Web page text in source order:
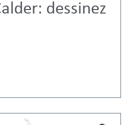
dessinez